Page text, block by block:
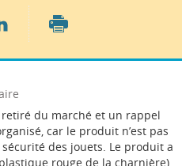
Partager
du marché et un rappel
car le produit n’est pas
des jouets. Le produit a
rouge de la charnière)